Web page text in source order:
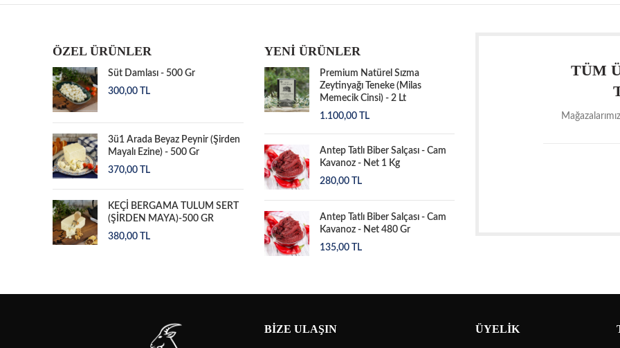
ÖZEL ÜRÜNLER
Süt Damlası - 500 Gr
300,00
TL
3ü1 Arada Beyaz Peynir (Şirden
Mayalı Ezine) - 500 Gr
370,00
TL
KEÇİ BERGAMA TULUM SERT
(ŞİRDEN MAYA)-500 GR
380,00
TL
YENİ ÜRÜNLER
Premium Natürel Sızma
Zeytinyağı Teneke (Milas
Memecik Cinsi) - 2 Lt
1.100,00
TL
Antep Tatlı Biber Salçası - Cam
Kavanoz - Net 1 Kg
280,00
TL
Antep Tatlı Biber Salçası - Cam
Kavanoz - Net 480 Gr
135,00
TL
TÜM
BIZE ULAŞIN ÜYELİK